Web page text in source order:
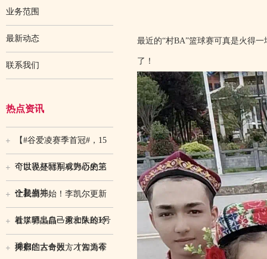
业务范围
最新动态
联系我们
热点资讯
【#谷爱凌赛季首冠#，15
个世界杯冠军成为历史第
一】当地
可以说是特别有野心的三
个星座
让我们开始！李凯尔更新
社媒晒出自己勇士队的1号
球衣
看了郭晶晶一家和朱玲玲
夫妇的大合照，才知道霍
抑郁症古奇效方（古为今
最近的“村BA”篮球赛可真是火得
了！